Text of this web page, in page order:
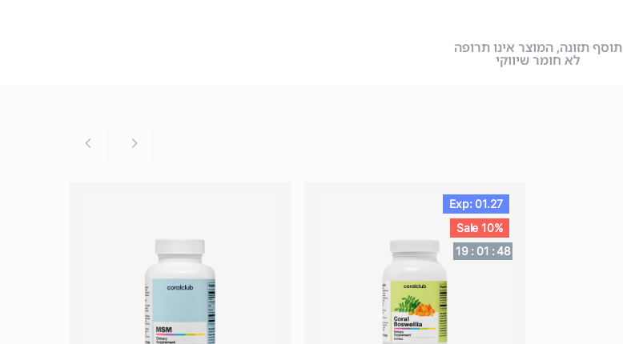
תוסף תזונה, המוצר אינו תרופה
לא חומר שיווקי
Exp: 01.27
Sale 10%
19 : 01 :46